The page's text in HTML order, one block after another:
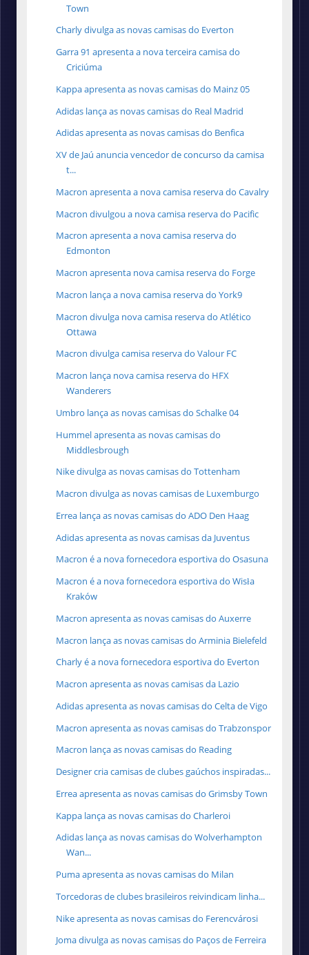
Town
Charly divulga as novas camisas do Everton
Garra 91 apresenta a nova terceira camisa do
Criciúma
Kappa apresenta as novas camisas do Mainz 05
Adidas lança as novas camisas do Real Madrid
Adidas apresenta as novas camisas do Benfica
XV de Jaú anuncia vencedor de concurso da camisa
t...
Macron apresenta a nova camisa reserva do Cavalry
Macron divulgou a nova camisa reserva do Pacific
Macron apresenta a nova camisa reserva do
Edmonton
Macron apresenta nova camisa reserva do Forge
Macron lança a nova camisa reserva do York9
Macron divulga nova camisa reserva do Atlético
Ottawa
Macron divulga camisa reserva do Valour FC
Macron lança nova camisa reserva do HFX
Wanderers
Umbro lança as novas camisas do Schalke 04
Hummel apresenta as novas camisas do
Middlesbrough
Nike divulga as novas camisas do Tottenham
Macron divulga as novas camisas de Luxemburgo
Errea lança as novas camisas do ADO Den Haag
Adidas apresenta as novas camisas da Juventus
Macron é a nova fornecedora esportiva do Osasuna
Macron é a nova fornecedora esportiva do Wisła
Kraków
Macron apresenta as novas camisas do Auxerre
Macron lança as novas camisas do Arminia Bielefeld
Charly é a nova fornecedora esportiva do Everton
Macron apresenta as novas camisas da Lazio
Adidas apresenta as novas camisas do Celta de Vigo
Macron apresenta as novas camisas do Trabzonspor
Macron lança as novas camisas do Reading
Designer cria camisas de clubes gaúchos inspiradas...
Errea apresenta as novas camisas do Grimsby Town
Kappa lança as novas camisas do Charleroi
Adidas lança as novas camisas do Wolverhampton
Wan...
Puma apresenta as novas camisas do Milan
Torcedoras de clubes brasileiros reivindicam linha...
Nike apresenta as novas camisas do Ferencvárosi
Joma divulga as novas camisas do Paços de Ferreira